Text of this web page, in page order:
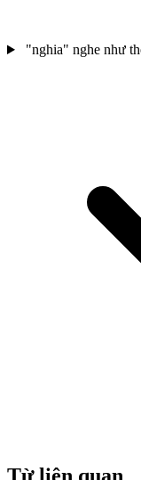
"nghia" nghe như